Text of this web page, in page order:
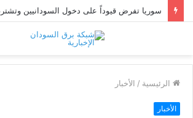
الرئيسية / الأخبار
الأخبار